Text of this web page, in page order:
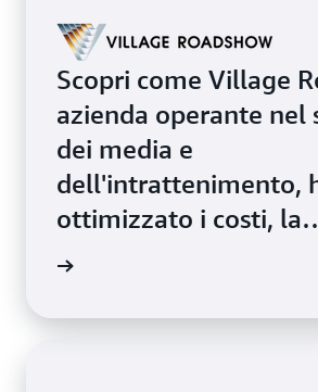
Scopri come Village
azienda operante nel
dei media e
dell'intrattenimento,
ottimizzato i costi, la
conformità e le
Servizi gestiti AWS.